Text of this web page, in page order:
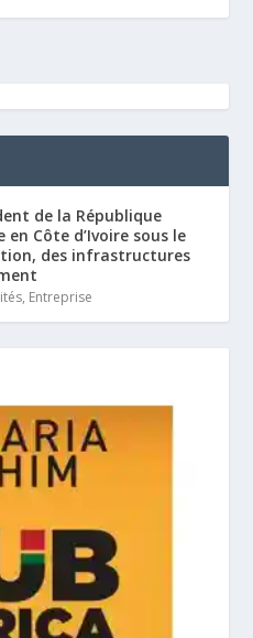
de la République
Côte d’Ivoire sous le
des infrastructures
, Entreprise